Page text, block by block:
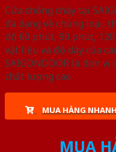
Cửa chống cháy tại
đa dạng về chủng loại,
độ 60 phút, 90 phút,
vật liệu và độ dày của
SAIGONDOOR là đơn vị
chất lượng cao.
MUA HÀNG NHANH
MUA